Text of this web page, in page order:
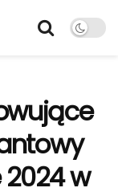
2024 w